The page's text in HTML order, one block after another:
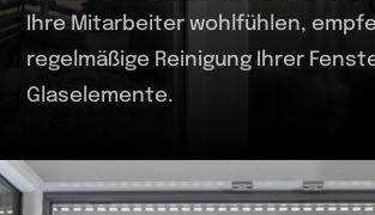
Ihre Mitarbeiter wohlfühlen,
regelmäßige Reinigung Ihrer
Glaselemente.